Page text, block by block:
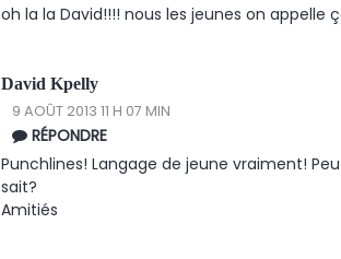
oh la la David!!!! nous les jeunes on
David Kpelly
9 AOÛT 2013 11 H 07 MIN
RÉPONDRE
Punchlines! Langage de jeune vraiment!
sait?
Amitiés